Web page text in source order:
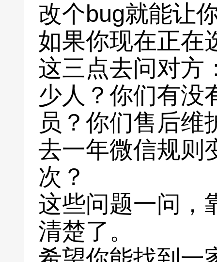
改个bug就能让
如果你现在正在
这三点去问对方
少人？你们有没
员？你们售后维
去一年微信规则
次？
这些问题一问，
清楚了。